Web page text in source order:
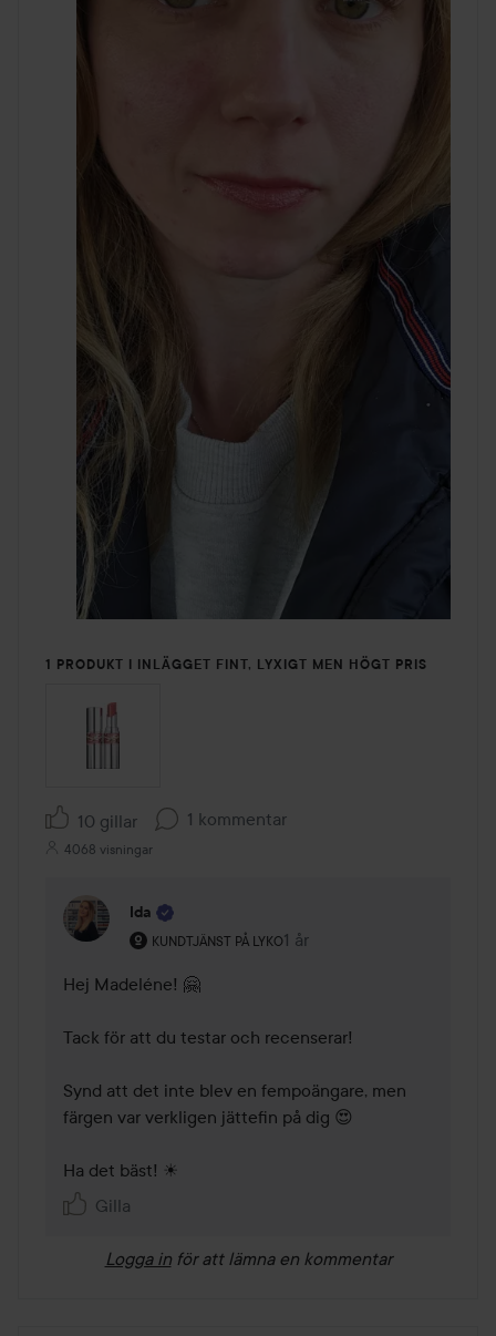
1 PRODUKT I INLÄGGET FINT, LYXIGT MEN HÖGT PRIS
10 gillar 1 kommentar
4068 visningar
Ida
KUNDTJÄNST PÅ LYKO
Användarens roll: Kundtjänst på Lyko.
1 år
Kommentaren lades 1 år
Hej Madeléne! 🤗
Tack för att du testar och recenserar!
Synd att det inte blev en fempoängare, men
färgen var verkligen jättefin på dig 😍
Ha det bäst! ☀
Gilla
Logga in för att lämna en kommentar